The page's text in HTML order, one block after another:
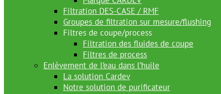
Filtration DES-CASE / RMF
Groupes de filtration sur mesure/flushing
Filtres de coupe/process
Filtration des fluides de coupe
Filtres de process
Enlèvement de l’eau dans l’huile
La solution Cardev
Notre solution de purificateur